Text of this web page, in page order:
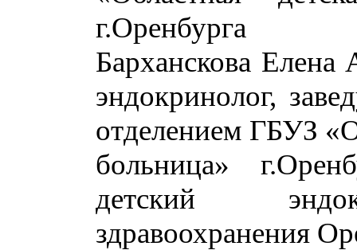
г.Оренбурга
Барханскова Елена
эндокринолог,
отделением ГБУЗ
больница»
детский
здравоохранения